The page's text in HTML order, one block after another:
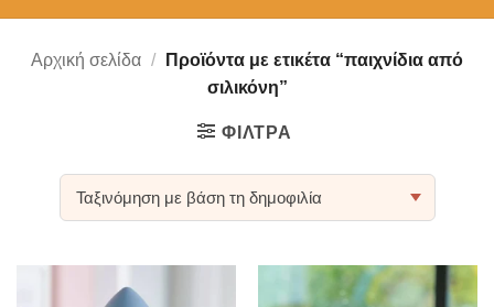
Αρχική σελίδα /
Προϊόντα με ετικέτα “παιχνίδια από
σιλικόνη”
ΦΊΛΤΡΑ